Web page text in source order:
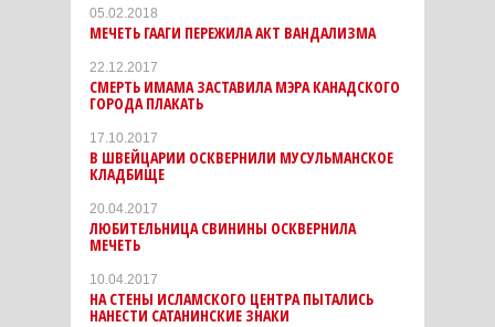
05.02.2018
МЕЧЕТЬ ГААГИ ПЕРЕЖИЛА АКТ ВАНДАЛИЗМА
22.12.2017
СМЕРТЬ ИМАМА ЗАСТАВИЛА МЭРА КАНАДСКОГО
ГОРОДА ПЛАКАТЬ
17.10.2017
В ШВЕЙЦАРИИ ОСКВЕРНИЛИ МУСУЛЬМАНСКОЕ
КЛАДБИЩЕ
20.04.2017
ЛЮБИТЕЛЬНИЦА СВИНИНЫ ОСКВЕРНИЛА
МЕЧЕТЬ
10.04.2017
НА СТЕНЫ ИСЛАМСКОГО ЦЕНТРА ПЫТАЛИСЬ
НАНЕСТИ САТАНИНСКИЕ ЗНАКИ